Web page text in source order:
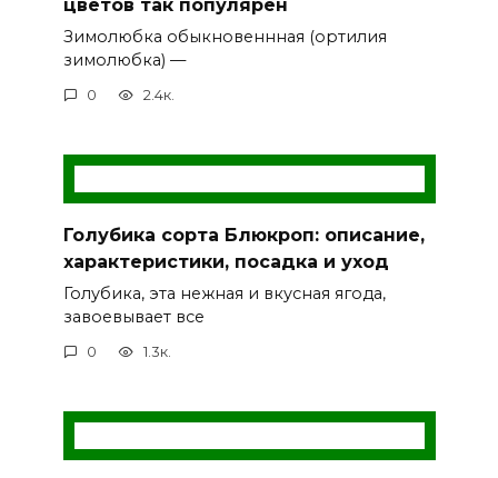
цветов так популярен
Зимолюбка обыкновеннная (ортилия
зимолюбка) —
0 2.4к.
Голубика сорта Блюкроп: описание,
характеристики, посадка и уход
Голубика, эта нежная и вкусная ягода,
завоевывает все
0 1.3к.